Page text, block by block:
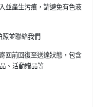
並產生污痕，請避免有色液
照並聯絡我們
回前回復至送達狀態，包含
、活動贈品等